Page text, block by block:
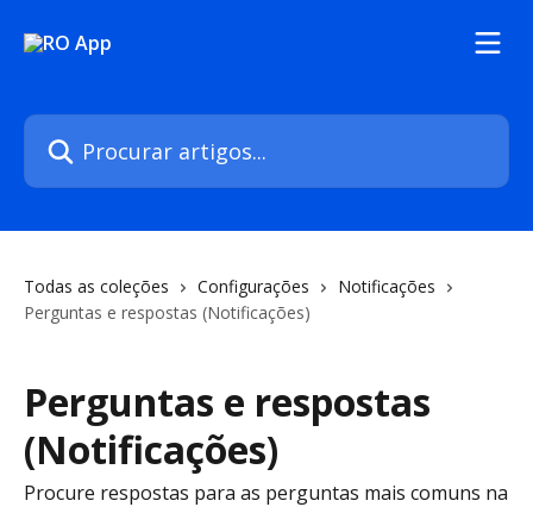
Procurar artigos...
Todas as coleções Configurações
Notificações
Perguntas e respostas (Notificações)
Perguntas e respostas
(Notificações)
Procure respostas para as perguntas mais comuns na